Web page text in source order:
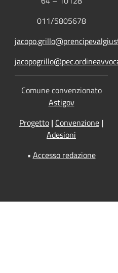
011/5805678
Comune convenzionato
Astigov
Progetto | Convenzione |
Adesioni
• Accesso redazione